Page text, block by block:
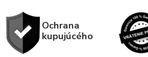
Ochrana
kupujúcého